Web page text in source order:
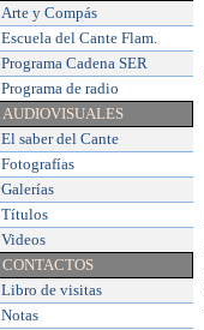
Arte y Compás
Escuela del Cante Flam.
Programa Cadena SER
Programa de radio
AUDIOVISUALES
El saber del Cante
Fotografías
Galerías
Títulos
Videos
CONTACTOS
Libro de visitas
Notas